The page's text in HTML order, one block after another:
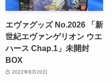
エヴァグッズ No.2026 「新
世紀エヴァンゲリオン ウエ
ハース Chap.1」未開封
BOX
2022年8月20日